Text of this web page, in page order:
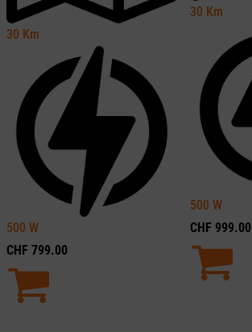
30 Km
500 W
CHF 799.00
30 Km
500 W
CHF 999.00